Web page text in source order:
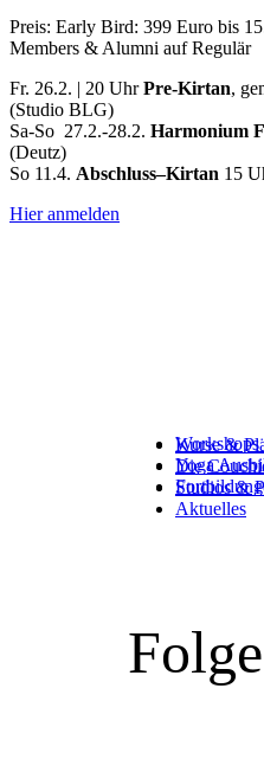
Preis: Early Bird: 399 Euro bis
Members & Alumni auf Regulär
Fr. 26.2. | 20 UhrPre-Kirtan,
(Studio BLG)
Sa-So 27.2.-28.2. Harmonium
(Deutz)
So 11.4. Abschluss–Kirtan 15
Hier anmelden
Kurse &
Die
Studios &
Aktuelles
Yoga